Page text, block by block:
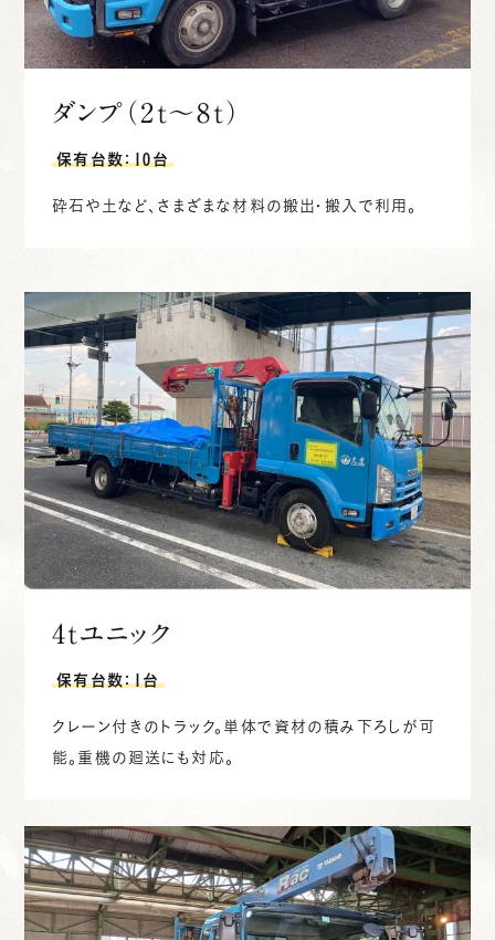
ダンプ（2t～8t）
保有台数：10台
砕石や土など、さまざまな材料の搬出・搬入で利用。
4tユニック
保有台数：1台
クレーン付きのトラック。単体で資材の積み下ろしが可
能。重機の廻送にも対応。